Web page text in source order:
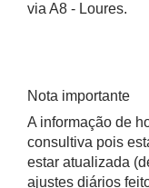
via A8 - Loures.
Nota importante
A informação de
consultiva pois
estar atualizada
ajustes diários